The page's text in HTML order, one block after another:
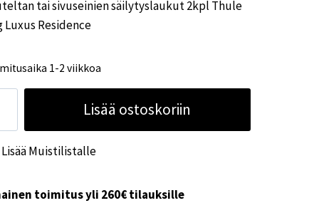
88,40€.79,00€.
tai sivuseinien säilytyslaukut 2kpl Thule
Luxus Residence
1-2 viikkoa
Lisää ostoskoriin
Lisää Muistilistalle
toimitus yli 260€ tilauksille